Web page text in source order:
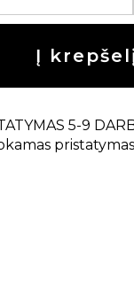
Į
5-9